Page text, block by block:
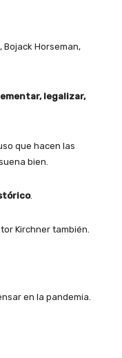
Bojack Horseman,
legalizar,
que hacen las
bien.
.
Kirchner también.
en la pandemia.